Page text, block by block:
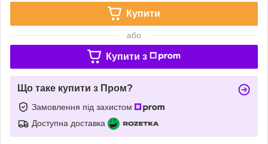
Купити
або
Купити з
Що таке купити з Пром?
Замовлення під захистом
Доступна доставка